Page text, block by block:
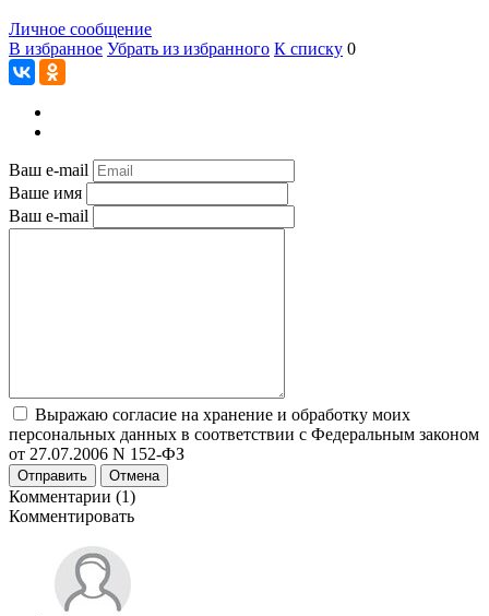
Личное сообщение
В избранное Убрать из избранного К списку 0
Ваш e-mail
Ваше имя
Ваш e-mail
Выражаю согласие на хранение и обработку моих
персональных данных в соответствии с Федеральным законом
от 27.07.2006 N 152-ФЗ
Отправить Отмена
Комментарии (1)
Комментировать